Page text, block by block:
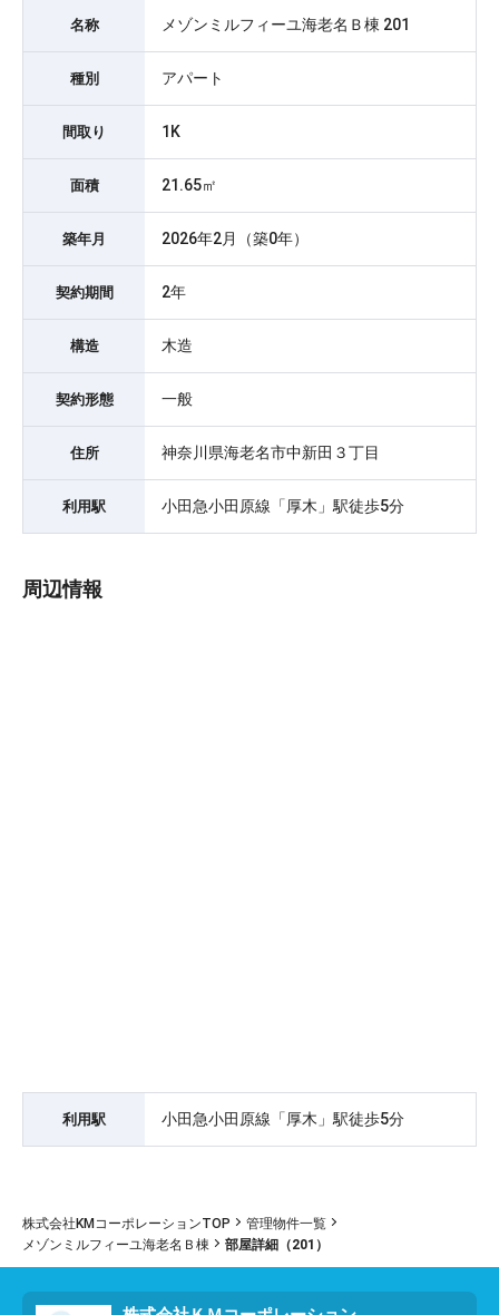
名称 メゾンミルフィーユ海老名Ｂ棟 201
種別 アパート
間取り 1K
面積 21.65㎡
築年月 2026年2月（築0年）
契約期間 2年
構造 木造
契約形態 一般
住所 神奈川県海老名市中新田３丁目
利用駅 小田急小田原線「厚木」駅徒歩5分
周辺情報
利用駅 小田急小田原線「厚木」駅徒歩5分
株式会社KMコーポレーションTOP
管理物件一覧
メゾンミルフィーユ海老名Ｂ棟
部屋詳細（201）